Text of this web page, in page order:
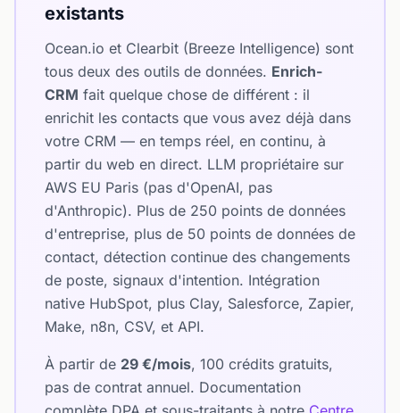
existants
Ocean.io et Clearbit (Breeze Intelligence) sont
tous deux des outils de données. Enrich-
CRM fait quelque chose de différent : il
enrichit les contacts que vous avez déjà dans
votre CRM — en temps réel, en continu, à
partir du web en direct. LLM propriétaire sur
AWS EU Paris (pas d'OpenAI, pas
d'Anthropic). Plus de 250 points de données
d'entreprise, plus de 50 points de données de
contact, détection continue des changements
de poste, signaux d'intention. Intégration
native HubSpot, plus Clay, Salesforce, Zapier,
Make, n8n, CSV, et API.
À partir de 29 €/mois, 100 crédits gratuits,
pas de contrat annuel. Documentation